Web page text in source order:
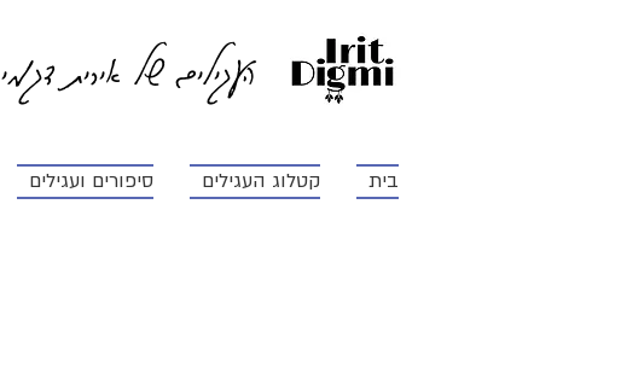
העגילים של אירית דגמי
בית קטלוג העגילים סיפורים ועגילים